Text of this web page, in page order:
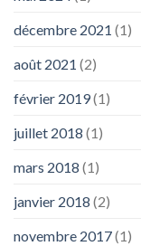
décembre 2021 (1)
août 2021 (2)
février 2019(1)
juillet 2018 (1)
mars 2018 (1)
janvier 2018 (2)
novembre 2017(1)